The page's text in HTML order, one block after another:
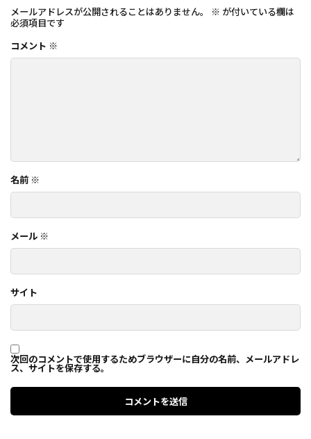
メールアドレスが公開されることはありません。 ※ が付いている欄は
必須項目です
コメント ※
名前 ※
メール ※
サイト
次回のコメントで使用するためブラウザーに自分の名前、メールアドレ
ス、サイトを保存する。